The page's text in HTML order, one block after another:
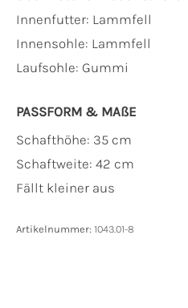
Innenfutter: Lammfell
Innensohle: Lammfell
Laufsohle: Gummi
PASSFORM & MAẞE
Schafthöhe: 35 cm
Schaftweite: 42 cm
Fällt kleiner aus
Artikelnummer: 1043.01-8